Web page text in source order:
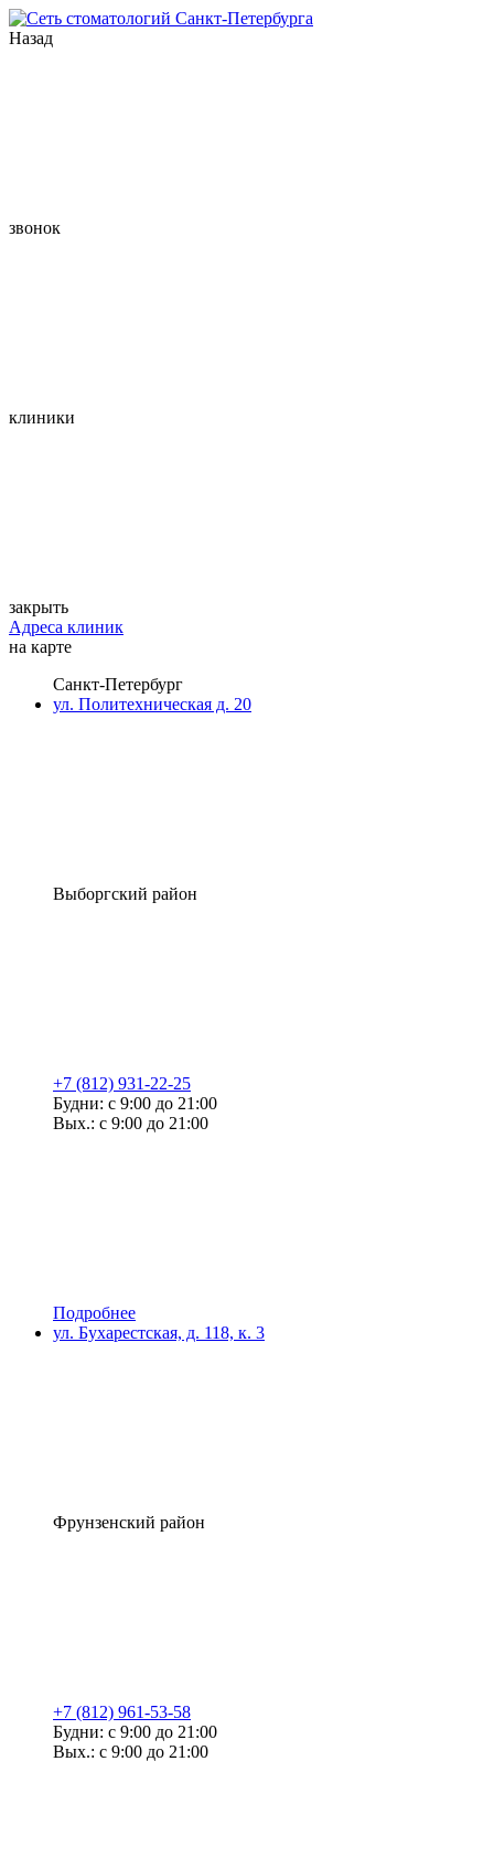
Назад
звонок
клиники
закрыть
Адреса клиник
на карте
Санкт-Петербург
ул. Политехническая д. 20
Выборгский район
+7 (812) 931-22-25
Будни: с 9:00 до 21:00
Вых.: с 9:00 до 21:00
Подробнее
ул. Бухарестская, д. 118, к. 3
Фрунзенский район
+7 (812) 961-53-58
Будни: с 9:00 до 21:00
Вых.: с 9:00 до 21:00